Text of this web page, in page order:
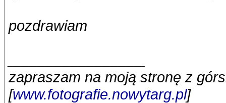
pozdrawiam
zapraszam na moją stronę z
[www.fotografie.nowytarg.pl]